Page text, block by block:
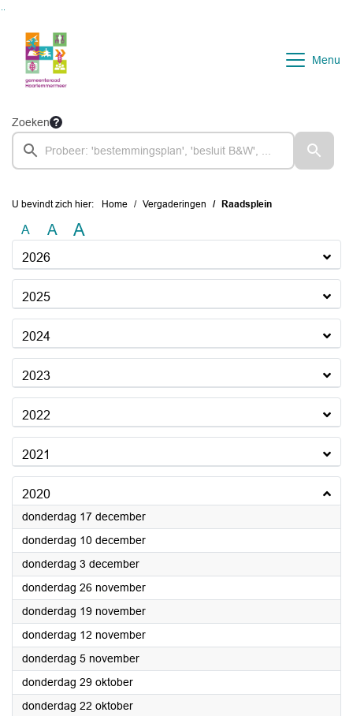
Menu
Zoeken
U bevindt zich hier: Home Vergaderingen Raadsplein
A A A
2026
2025
2024
2023
2022
2021
2020
donderdag 17 december2020
donderdag 10 december2020
donderdag 3 december2020
donderdag 26 november2020
donderdag 19 november2020
donderdag 12 november2020
donderdag 5 november2020
donderdag 29 oktober2020
donderdag 22 oktober2020